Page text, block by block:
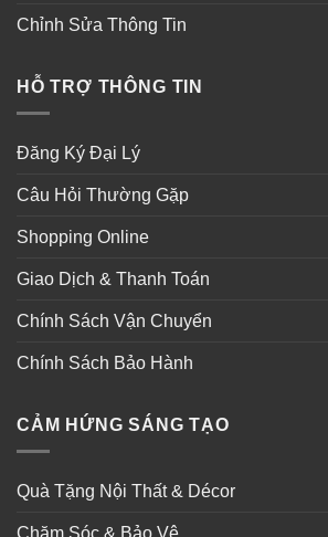
Chỉnh Sửa Thông Tin
HỖ TRỢ THÔNG TIN
Đăng Ký Đại Lý
Câu Hỏi Thường Gặp
Shopping Online
Giao Dịch & Thanh Toán
Chính Sách Vận Chuyển
Chính Sách Bảo Hành
CẢM HỨNG SÁNG TẠO
Quà Tặng Nội Thất & Décor